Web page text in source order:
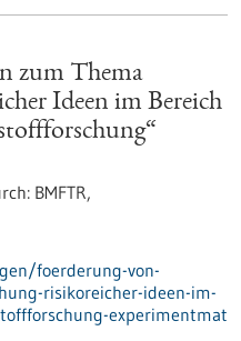
zum Thema
Ideen im Bereich
BMFTR,
foerderung-von-
risikoreicher-ideen-im-
experimentmat